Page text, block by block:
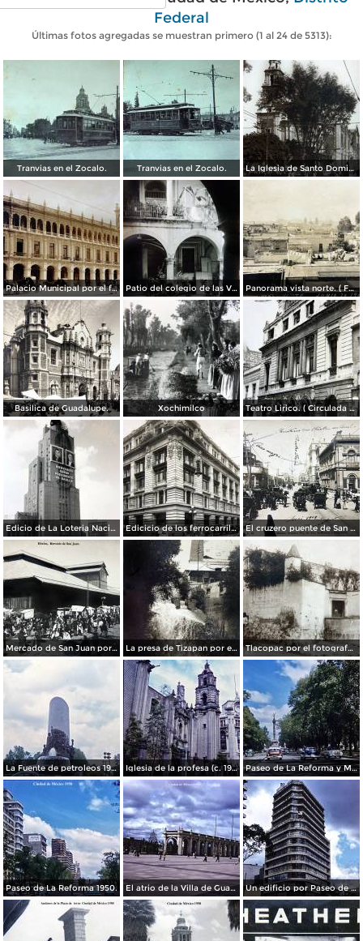
Federal
Últimas fotos agregadas se muestran primero (1 al 24 de 5313):
Tranvias en el Zocalo. Tranvias en el Zocalo. La Iglesia de Santo Domingo.
Palacio Municipal por el fotografo Hugo Brehme.. Patio del colegio de las Vizcainas por el fotografo Hugo Brehme. Panorama vista norte. ( Fechada el 20 de Junio de 1905 ).
Basilica de Guadalupe. Xochimilco Teatro Lirico. ( Circulada el 1 de Agosto de 1926 ).
Edicio de La Loteria Nacional Ciudad de México Abril de 1964 Edicicio de los ferrocarriles. El cruzero puente de San Francisco y Guardiola por el fotografo Felix Miret.
Mercado de San Juan por el fotografo Felix Miret La presa de Tizapan por el fotografo Fernando Kososky. ( Circulada el 22 de Diembre de 1910 ). Tlacopac por el fotografo Hugo Brehme.
La Fuente de petroleos 1950. Iglesia de la profesa (c. 1950) Paseo de La Reforma y Mto a La Independencia 1950
Paseo de La Reforma 1950. El atrio de la Villa de Guadalupe 1950. Un edificio por Paseo de La Reforma 1950